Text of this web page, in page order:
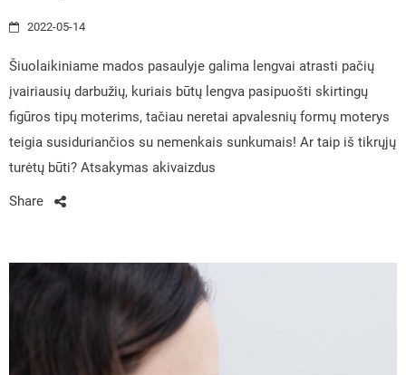
2022-05-14
Šiuolaikiniame mados pasaulyje galima lengvai atrasti pačių
įvairiausių darbužių, kuriais būtų lengva pasipuošti skirtingų
figūros tipų moterims, tačiau neretai apvalesnių formų moterys
teigia susiduriančios su nemenkais sunkumais! Ar taip iš tikrųjų
turėtų būti? Atsakymas akivaizdus
Share